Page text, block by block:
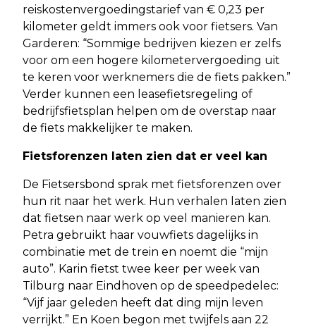
reiskostenvergoedingstarief van € 0,23 per
kilometer geldt immers ook voor fietsers. Van
Garderen: “Sommige bedrijven kiezen er zelfs
voor om een hogere kilometervergoeding uit
te keren voor werknemers die de fiets pakken.”
Verder kunnen een leasefietsregeling of
bedrijfsfietsplan helpen om de overstap naar
de fiets makkelijker te maken.
Fietsforenzen laten zien dat er veel kan
De Fietsersbond sprak met fietsforenzen over
hun rit naar het werk. Hun verhalen laten zien
dat fietsen naar werk op veel manieren kan.
Petra gebruikt haar vouwfiets dagelijks in
combinatie met de trein en noemt die “mijn
auto”. Karin fietst twee keer per week van
Tilburg naar Eindhoven op de speedpedelec:
“Vijf jaar geleden heeft dat ding mijn leven
verrijkt.” En Koen begon met twijfels aan 22